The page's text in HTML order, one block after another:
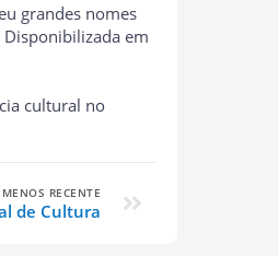
grandes nomes
em
cultural no
RECENTE
de Cultura